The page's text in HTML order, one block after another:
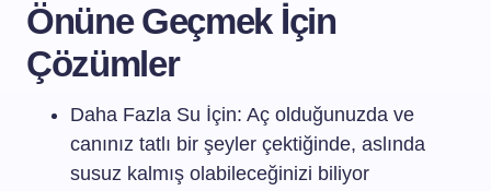
Önüne Geçmek İçin
Çözümler
Daha Fazla Su İçin: Aç olduğunuzda ve
canınız tatlı bir şeyler çektiğinde, aslında
susuz kalmış olabileceğinizi biliyor